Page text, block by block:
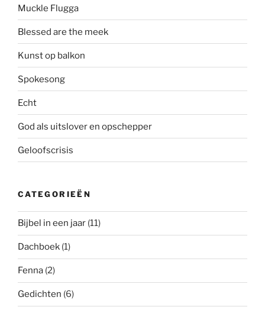
Muckle Flugga
Blessed are the meek
Kunst op balkon
Spokesong
Echt
God als uitslover en opschepper
Geloofscrisis
CATEGORIEËN
Bijbel in een jaar (11)
Dachboek (1)
Fenna (2)
Gedichten (6)